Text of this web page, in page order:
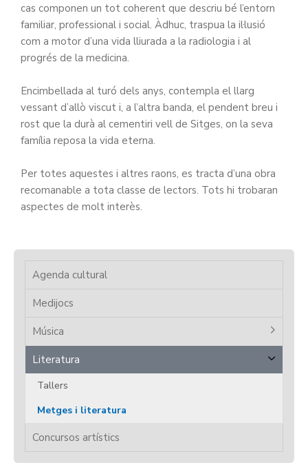
cas componen un tot coherent que descriu bé l’entorn
familiar, professional i social. Àdhuc, traspua la il·lusió
com a motor d’una vida lliurada a la radiologia i al
progrés de la medicina.
Encimbellada al turó dels anys, contempla el llarg
vessant d’allò viscut i, a l’altra banda, el pendent breu i
rost que la durà al cementiri vell de Sitges, on la seva
família reposa la vida eterna.
Per totes aquestes i altres raons, es tracta d’una obra
recomanable a tota classe de lectors. Tots hi trobaran
aspectes de molt interès.
Agenda cultural
Medijocs
Música
Literatura
Tallers
Metges i literatura
Concursos artístics